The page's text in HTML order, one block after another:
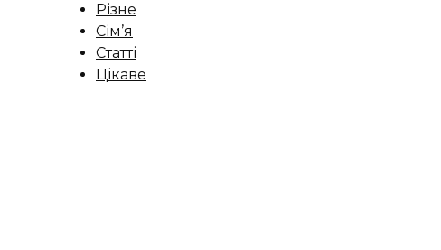
Різне
Сім’я
Статті
Цікаве